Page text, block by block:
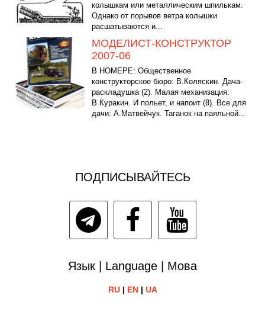
колышкам или металлическим шпилькам.
Однако от порывов ветра колышки
расшатываются и...
МОДЕЛИСТ-КОНСТРУКТОР
2007-06
В НОМЕРЕ: Общественное
конструкторское бюро: В.Коляскин. Дача-
раскладушка (2). Малая механизация:
В.Куракин. И польет, и напоит (8). Все для
дачи: А.Матвейчук. Таганок на паяльной...
ПОДПИСЫВАЙТЕСЬ
Язык | Language | Мова
RU| EN| UA